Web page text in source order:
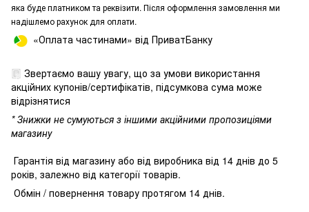
яка буде платником та реквізити. Після оформлення замовлення ми
надішлемо рахунок для оплати.
«Оплата частинами» від ПриватБанку
Звертаємо вашу увагу, що за умови використання
акційних купонів/сертифікатів, підсумкова сума може
відрізнятися
* Знижки не сумуються з іншими акційними пропозиціями
магазину
Гарантія від магазину або від виробника від 14 днів до 5
років, залежно від категорії товарів.
Обмін / повернення товару протягом 14 днів.